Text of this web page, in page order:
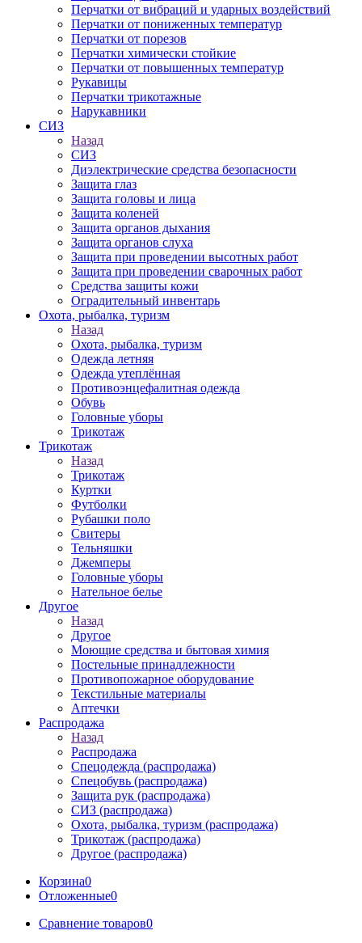
Перчатки от вибраций и ударных воздействий
Перчатки от пониженных температур
Перчатки от порезов
Перчатки химически стойкие
Перчатки от повышенных температур
Рукавицы
Перчатки трикотажные
Нарукавники
СИЗ
Назад
СИЗ
Диэлектрические средства безопасности
Защита глаз
Защита головы и лица
Защита коленей
Защита органов дыхания
Защита органов слуха
Защита при проведении высотных работ
Защита при проведении сварочных работ
Средства защиты кожи
Оградительный инвентарь
Охота, рыбалка, туризм
Назад
Охота, рыбалка, туризм
Одежда летняя
Одежда утеплённая
Противоэнцефалитная одежда
Обувь
Головные уборы
Трикотаж
Трикотаж
Назад
Трикотаж
Куртки
Футболки
Рубашки поло
Свитеры
Тельняшки
Джемперы
Головные уборы
Нательное белье
Другое
Назад
Другое
Моющие средства и бытовая химия
Постельные принадлежности
Противопожарное оборудование
Текстильные материалы
Аптечки
Распродажа
Назад
Распродажа
Спецодежда (распродажа)
Спецобувь (распродажа)
Защита рук (распродажа)
СИЗ (распродажа)
Охота, рыбалка, туризм (распродажа)
Трикотаж (распродажа)
Другое (распродажа)
Корзина0
Отложенные0
Сравнение товаров0